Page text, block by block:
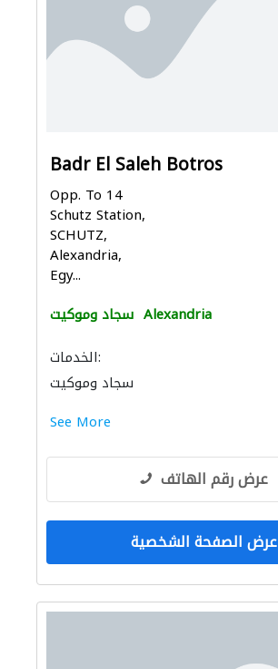
Badr El Saleh Botros
Opp. To 14
Schutz Station,
SCHUTZ,
Alexandria,
Egy...
سجاد وموكيت Alexandria
الخدمات:
سجاد وموكيت
See More
عرض رقم الهاتف
عرض الصفحة الشخصية